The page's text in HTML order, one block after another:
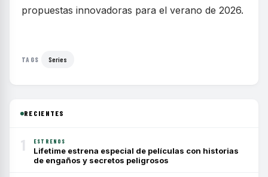
propuestas innovadoras para el verano de 2026.
TAGS Series
RECIENTES
1 ESTRENOS
Lifetime estrena especial de películas con historias
de engaños y secretos peligrosos